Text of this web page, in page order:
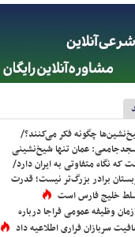
چگونه فکر می‌کنند؟/
عمان تنها شیخ‌نشینی
که نگاه متفاوتی به ایران دارد/
برادر بزرگ‌تر نیست؛ قدرت
خلیج فارس است
وظیفه عمومی فراجا درباره
سربازان فراری اطلاعیه داد